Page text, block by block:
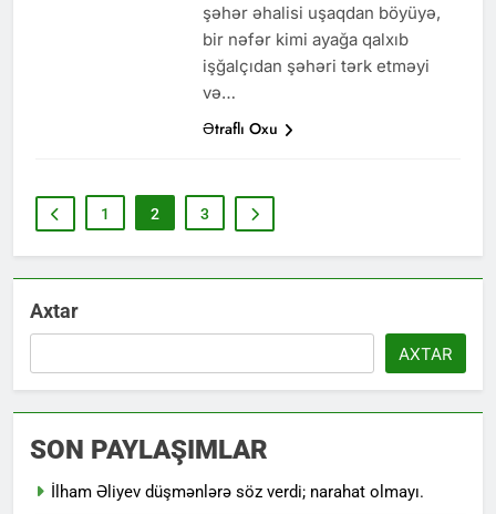
şəhər əhalisi uşaqdan böyüyə,
bir nəfər kimi ayağa qalxıb
işğalçıdan şəhəri tərk etməyi
və…
Ətraflı Oxu
1 2 3
Axtar
AXTAR
SON PAYLAŞIMLAR
İlham Əliyev düşmənlərə söz verdi; narahat olmayı.